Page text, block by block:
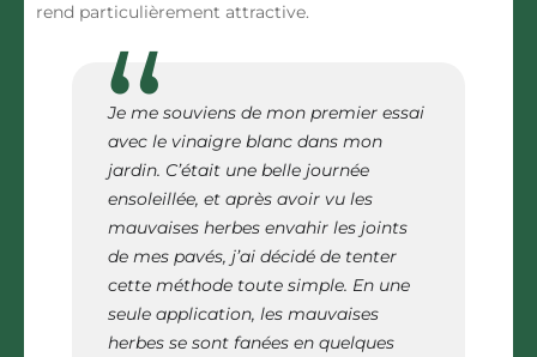
rend particulièrement attractive.
Je me souviens de mon premier essai
avec le vinaigre blanc dans mon
jardin. C’était une belle journée
ensoleillée, et après avoir vu les
mauvaises herbes envahir les joints
de mes pavés, j’ai décidé de tenter
cette méthode toute simple. En une
seule application, les mauvaises
herbes se sont fanées en quelques